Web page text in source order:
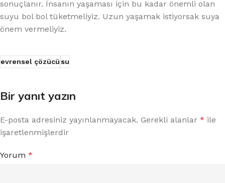
sonuçlanır. İnsanın yaşaması için bu kadar önemli olan
suyu bol bol tüketmeliyiz. Uzun yaşamak istiyorsak suya
önem vermeliyiz.
evrensel çözücüsu
Bir yanıt yazın
E-posta adresiniz yayınlanmayacak. Gerekli alanlar * ile
işaretlenmişlerdir
Yorum *